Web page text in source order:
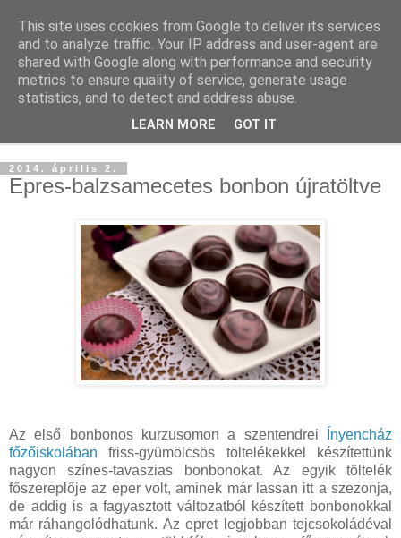
2014. április 2.
Epres-balzsamecetes bonbon újratöltve
Az első bonbonos kurzusomon a szentendrei
Ínyencház
főzőiskolában friss-gyümölcsös töltelékekkel készítettünk
nagyon színes-tavaszias bonbonokat. Az egyik töltelék
főszereplője az eper volt, aminek már lassan itt a szezonja,
de addig is a fagyasztott változatból készített bonbonokkal
már ráhangolódhatunk. Az epret legjobban tejcsokoládéval
This site uses cookies from Google to deliver its services
and to analyze traffic. Your IP address and user-agent are
shared with Google along with performance and security
metrics to ensure quality of service, generate usage
statistics, and to detect and address abuse.
LEARN MORE GOT IT